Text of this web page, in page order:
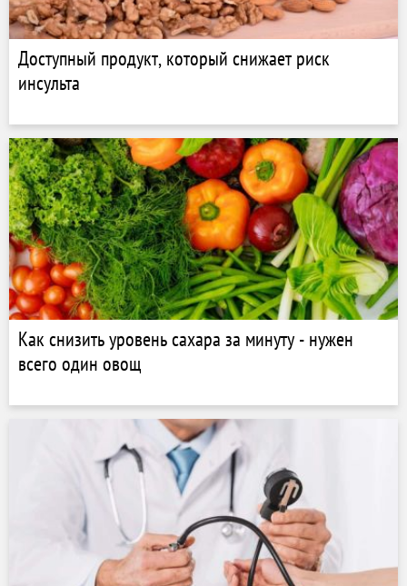
Доступный продукт, который снижает риск
инсульта
Как снизить уровень сахара за минуту - нужен
всего один овощ